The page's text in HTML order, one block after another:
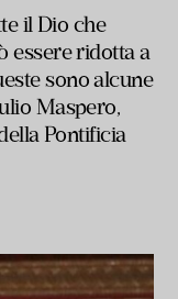
il Dio che
essere ridotta a
sono alcune
Maspero,
Pontificia